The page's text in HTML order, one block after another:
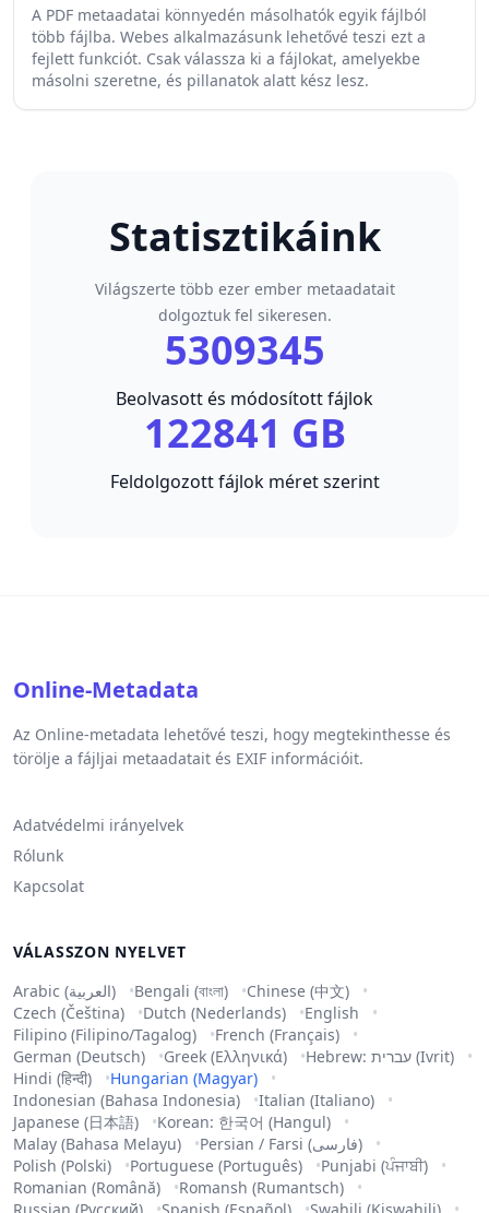
A PDF metaadatai könnyedén másolhatók egyik fájlból
több fájlba. Webes alkalmazásunk lehetővé teszi ezt a
fejlett funkciót. Csak válassza ki a fájlokat, amelyekbe
másolni szeretne, és pillanatok alatt kész lesz.
Statisztikáink
Világszerte több ezer ember metaadatait
dolgoztuk fel sikeresen.
5309345
Beolvasott és módosított fájlok
122841 GB
Feldolgozott fájlok méret szerint
Online-Metadata
Az Online-metadata lehetővé teszi, hogy megtekinthesse és
törölje a fájljai metaadatait és EXIF információit.
Adatvédelmi irányelvek
Rólunk
Kapcsolat
VÁLASSZON NYELVET
Arabic (العربية)
Bengali (বাংলা)
Chinese (中文)
Czech (Čeština)
Dutch (Nederlands)
English
Filipino (Filipino/Tagalog)
French (Français)
German (Deutsch)
Greek (Ελληνικά)
Hebrew: עברית (Ivrit)
Hindi (हिन्दी)
Hungarian (Magyar)
Indonesian (Bahasa Indonesia)
Italian (Italiano)
Japanese (日本語)
Korean: 한국어 (Hangul)
Malay (Bahasa Melayu)
Persian / Farsi (فارسی)
Polish (Polski)
Portuguese (Português)
Punjabi (ਪੰਜਾਬੀ)
Romanian (Română)
Romansh (Rumantsch)